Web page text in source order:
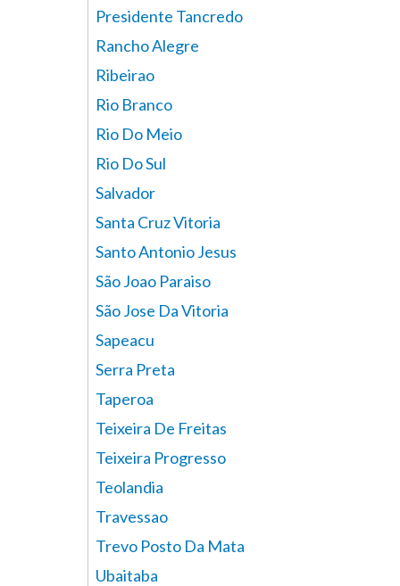
Presidente Tancredo
Rancho Alegre
Ribeirao
Rio Branco
Rio Do Meio
Rio Do Sul
Salvador
Santa Cruz Vitoria
Santo Antonio Jesus
São Joao Paraiso
São Jose Da Vitoria
Sapeacu
Serra Preta
Taperoa
Teixeira De Freitas
Teixeira Progresso
Teolandia
Travessao
Trevo Posto Da Mata
Ubaitaba